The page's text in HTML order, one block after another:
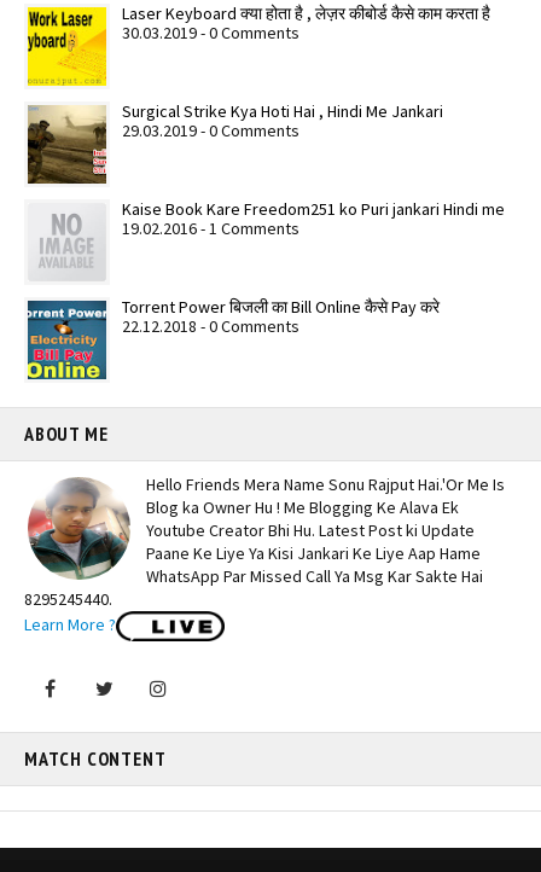
Laser Keyboard क्या होता है , लेज़र कीबोर्ड कैसे काम करता है
30.03.2019 - 0 Comments
Surgical Strike Kya Hoti Hai , Hindi Me Jankari
29.03.2019 - 0 Comments
Kaise Book Kare Freedom251 ko Puri jankari Hindi me
19.02.2016 - 1 Comments
Torrent Power बिजली का Bill Online कैसे Pay करे
22.12.2018 - 0 Comments
ABOUT ME
Hello Friends Mera Name Sonu Rajput Hai.'Or Me Is
Blog ka Owner Hu ! Me Blogging Ke Alava Ek
Youtube Creator Bhi Hu. Latest Post ki Update
Paane Ke Liye Ya Kisi Jankari Ke Liye Aap Hame
WhatsApp Par Missed Call Ya Msg Kar Sakte Hai
8295245440.
Learn More ?
MATCH CONTENT